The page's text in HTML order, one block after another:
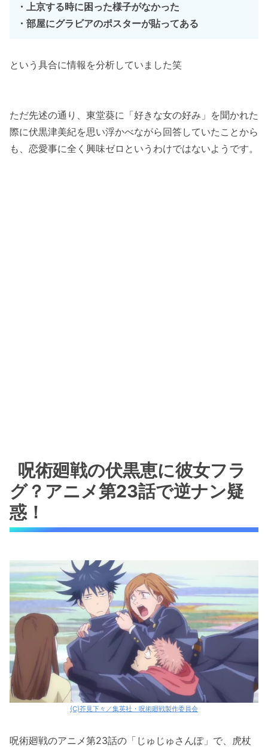
・上京する時に困った様子がなかった
・部屋にグラビアのポスターが貼ってある
という具合に情報を分析していました笑
ただ先述の通り、東堂葵に「好きな女の好み」を聞かれた
際に伏黒津美紀を思い浮かべながら回答していたことから
も、恋愛事に全く興味ゼロというわけではないようです。
呪術廻戦の伏黒恵に彼女フラ
グ？アニメ第23話で逆ナン疑
惑！
(C)芥見下々／集英社・呪術廻戦製作委員会
呪術廻戦のアニメ第23話の「じゅじゅさんぽ」で、虎杖